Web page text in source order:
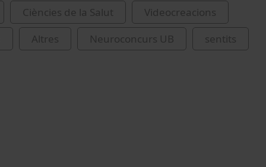
Ciències de la Salut
Videocreacions
Altres Neuroconcurs UB sentits